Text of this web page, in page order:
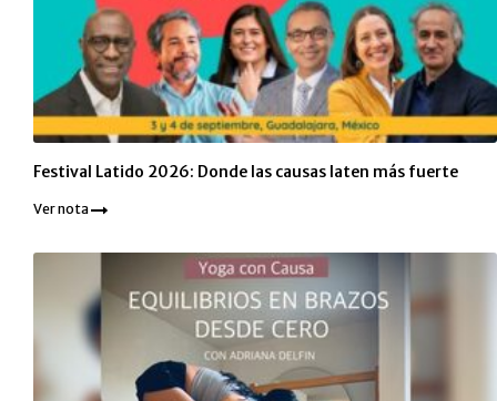
Festival Latido 2026: Donde las causas laten más fuerte
Ver nota